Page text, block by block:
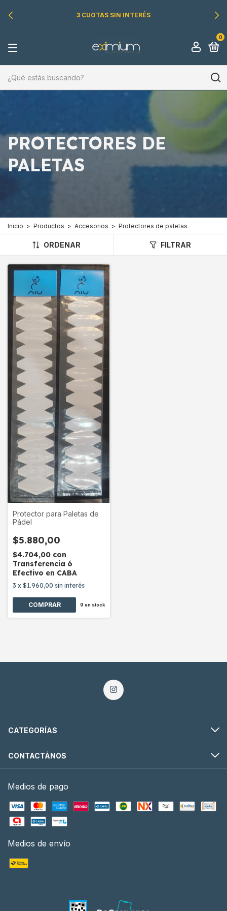
3 CUOTAS SIN INTERÉS
0
PROTECTORES DE
PALETAS
Inicio > Productos > Accesorios > Protectores de paletas
ORDENAR FILTRAR
Protector para Paletas de
Pádel
$5.880,00
$4.704,00 con
Transferencia ó
Efectivo en CABA
3 x $1.960,00 sin interés
COMPRAR 9 en stock
CATEGORÍAS
CONTACTÁNOS
Medios de pago
Medios de envío